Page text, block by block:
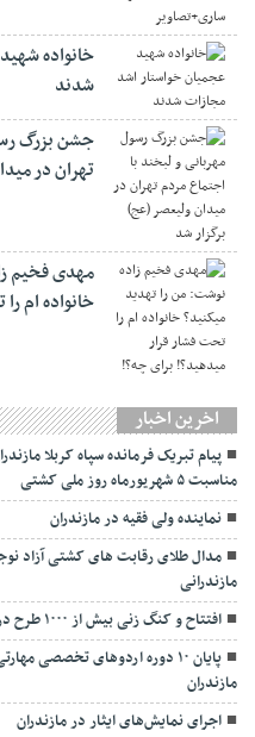
خانواده
شدند
جشن بزرگ
تهران در
مهدی فخیم
خانواده ام
اخرین اخبار
پیام تبریک فرمانده سپاه کربلا
مناسبت ۵ شهریورماه روز ملی کشتی
نماينده ولی فقیه در مازندران
مدال طلای رقابت های کشتی آزاد
مازندرانی
افتتاح و کنگ زنی بیش از ۱۰۰۰ طرح در مازندران همزمان با هفته دولت
مازندران
اجرای نمایش‌های ایثار در مازندران